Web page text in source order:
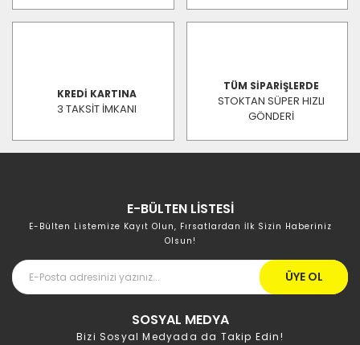
KREDİ KARTINA
3 TAKSİT İMKANI
TÜM SİPARİŞLERDE
STOKTAN SÜPER HIZLI
GÖNDERİ
E-BÜLTEN LİSTESİ
E-Bülten Listemize Kayıt Olun, Fırsatlardan İlk Sizin Haberiniz
Olsun!
ÜYE OL
SOSYAL MEDYA
Bizi Sosyal Medyada da Takip Edin!